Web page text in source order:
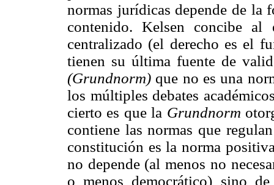
normas jurídicas depende de la
contenido. Kelsen concibe al
centralizado (el derecho es el
tienen su última fuente de
(Grundnorm) que no es una
los múltiples debates
cierto es que la Grundnorm
contiene las normas que
constitución es la norma
no depende (al menos no
o menos democrático) sino